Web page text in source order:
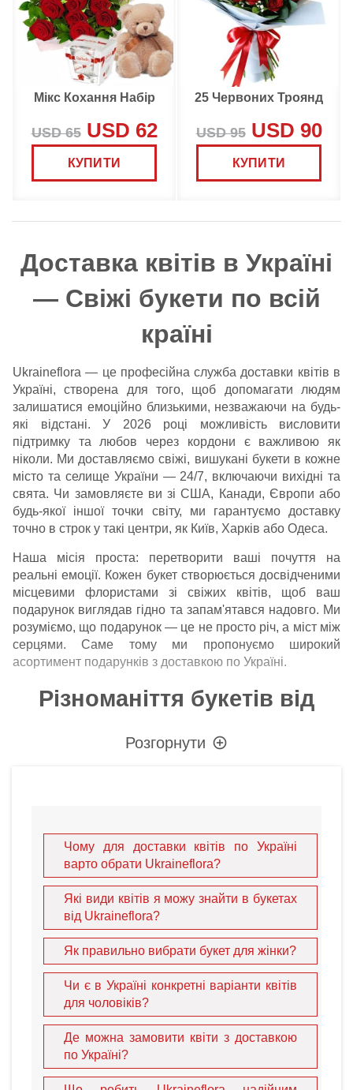
Мікс Кохання Набір
USD 65USD 62
КУПИТИ
25 Червоних Троянд
USD 95USD 90
КУПИТИ
Доставка квітів в Україні
— Свіжі букети по всій
країні
Ukraineflora — це професійна служба доставки квітів в
Україні, створена для того, щоб допомагати людям
залишатися емоційно близькими, незважаючи на будь-
які відстані. У 2026 році можливість висловити
підтримку та любов через кордони є важливою як
ніколи. Ми доставляємо свіжі, вишукані букети в кожне
місто та селище України — 24/7, включаючи вихідні та
свята. Чи замовляєте ви зі США, Канади, Європи або
будь-якої іншої точки світу, ми гарантуємо доставку
точно в строк у такі центри, як Київ, Харків або Одеса.
Наша місія проста: перетворити ваші почуття на
реальні емоції. Кожен букет створюється досвідченими
місцевими флористами зі свіжих квітів, щоб ваш
подарунок виглядав гідно та запам'ятався надовго. Ми
розуміємо, що подарунок — це не просто річ, а міст між
серцями. Саме тому ми пропонуємо широкий
асортимент подарунків з доставкою по Україні.
Різноманіття букетів від
Ukraineflora
композицій.
Розкішні троянди— символ глибоких почуттів. Ви
можете обрати класичнийбукет червоних троянддля
зізнання у коханні або білі трояндияк символ чистоти
для доставки уДніпрочи
Альстромеріїідеально підходять для теплих,
дружніх привітань. Ці квіти довго стоять у вазі, радуючи
близьких уЗапоріжжіабоПолтаві.
Сонячні гербериприносять радість та енергію. Це
чудовий вибір для дня народження у
Миколаєві.
Для особливих випадків ми пропонуємо стильні
рішення, такі яктроянди у капелюшних коробках
виглядають сучасно та не потребують вази, що зручно
Розгорнути
Чому для доставки квітів по Україні
варто обрати Ukraineflora?
Які види квітів я можу знайти в букетах
від Ukraineflora?
Як правильно вибрати букет для жінки?
Чи є в Україні конкретні варіанти квітів
для чоловіків?
Де можна замовити квіти з доставкою
по Україні?